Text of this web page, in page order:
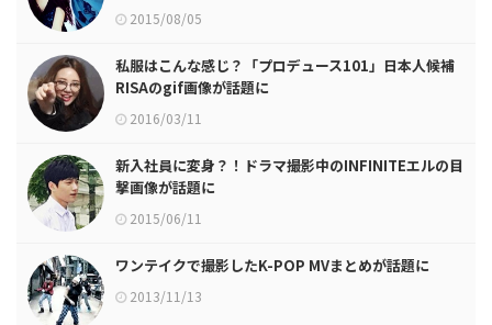
2015/08/05
私服はこんな感じ？「プロデュース101」日本人候補
RISAのgif画像が話題に
2016/03/11
新入社員に変身？！ドラマ撮影中のINFINITEエルの目
撃画像が話題に
2015/06/11
ワンテイクで撮影したK-POP MVまとめが話題に
2013/11/13